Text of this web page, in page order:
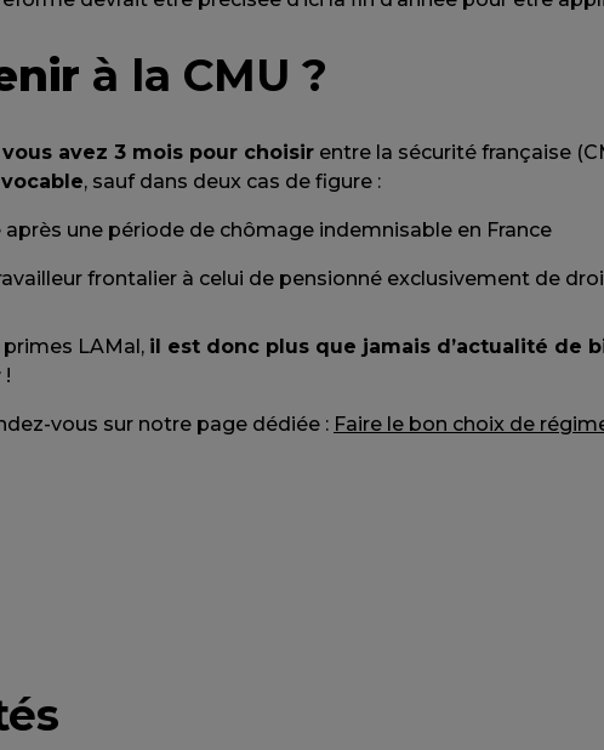
à la CMU ?
vous avez 3 mois pour choisir entre la sécurité française
, sauf dans deux cas de figure :
après une période de chômage indemnisable en France
frontalier à celui de pensionné exclusivement de
LAMal, il est donc plus que jamais d’actualité de
!
vous sur notre page dédiée : Faire le bon choix de